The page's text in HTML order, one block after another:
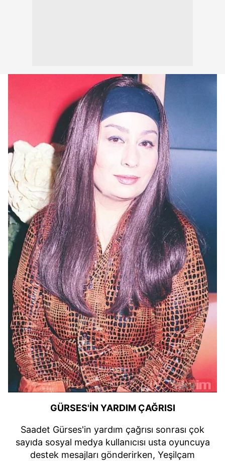
GÜRSES'İN YARDIM ÇAĞRISI
Saadet Gürses'in yardım çağrısı sonrası çok
sayıda sosyal medya kullanıcısı usta oyuncuya
destek mesajları gönderirken, Yeşilçam